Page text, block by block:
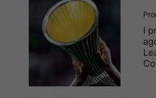
I